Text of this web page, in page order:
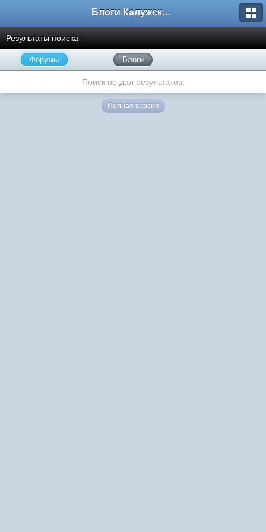
Блоги Калужского перекрестка
Результаты поиска
Форумы Блоги
Поиск не дал результатов.
Полная версия